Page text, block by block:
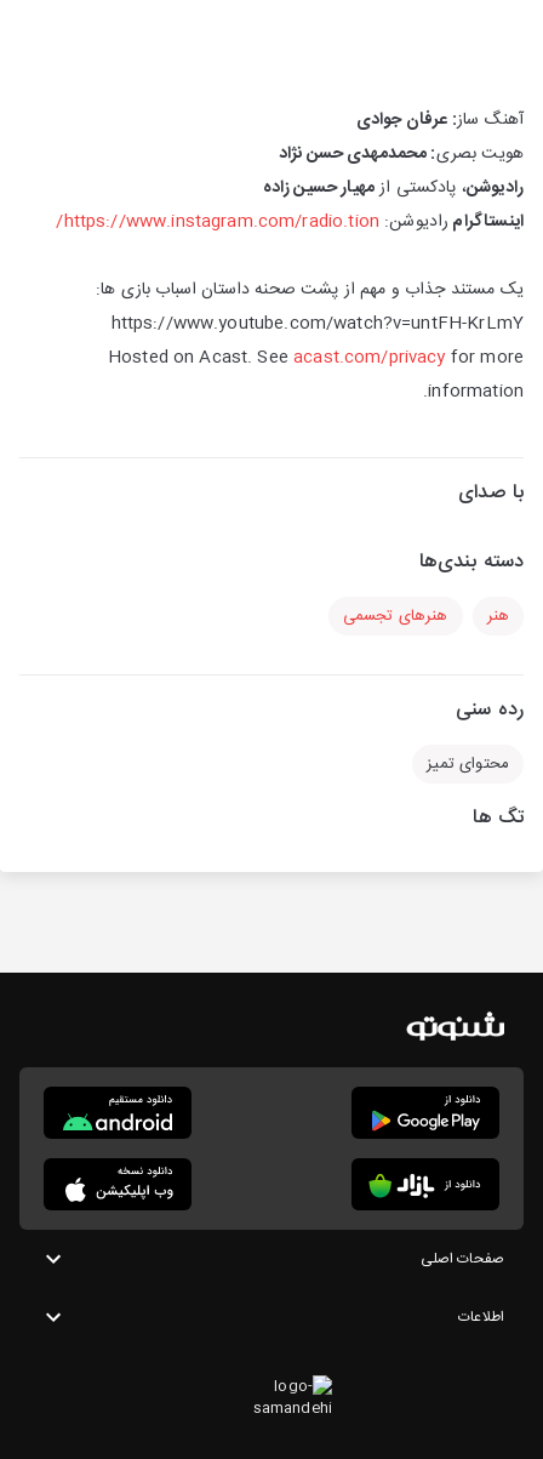
آهنگ ساز: عرفان جوادی
هویت بصری: محمدمهدی حسن نژاد
رادیوشن، پادکستی ازمهیار حسین زاده
اینستاگرام رادیوشن: https://www.instagram.com/radio.tion/
یک مستند جذاب و مهم از پشت صحنه داستان اسباب بازی ها:
https://www.youtube.com/watch?v=untFH-KrLmY
Hosted on Acast. Seeacast.com/privacy for more
information.
با صدای
دسته بندی‌ها
هنر هنرهای تجسمی
رده سنی
محتوای تمیز
تگ ها
صفحات اصلی
اطلاعات